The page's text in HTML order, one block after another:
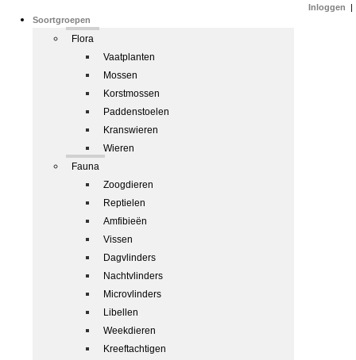
Soortgroepen
Flora
Vaatplanten
Mossen
Korstmossen
Paddenstoelen
Kranswieren
Wieren
Fauna
Zoogdieren
Reptielen
Amfibieën
Vissen
Dagvlinders
Nachtvlinders
Microvlinders
Libellen
Weekdieren
Kreeftachtigen
Inloggen |